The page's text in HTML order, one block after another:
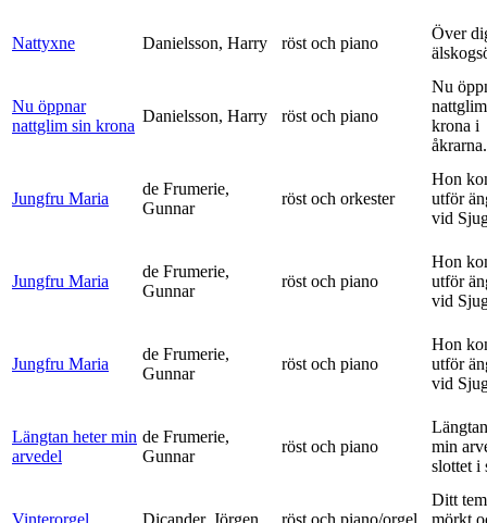
Nattyxne Danielsson, Harry röst och piano
Över
Nu öppnar
nattglim sin krona
Danielsson, Harry röst och piano
Nu
krona i
Jungfru Maria
de Frumerie,
Gunnar
röst och orkester
Hon
utför
vid
Jungfru Maria
de Frumerie,
Gunnar
röst och piano
Hon
utför
vid
Jungfru Maria
de Frumerie,
Gunnar
röst och piano
Hon
utför
vid
Längtan heter min
arvedel
de Frumerie,
Gunnar
röst och piano
min
slottet i
Vinterorgel Dicander, Jörgen röst och piano/orgel
Ditt
mörkt